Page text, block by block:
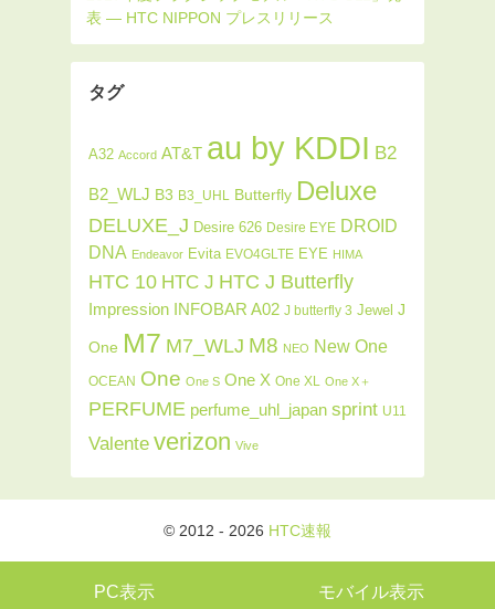
タグ
A32 Accord AT&T au by KDDI B2
B2_WLJ B3 B3_UHL Butterfly Deluxe
DELUXE_J Desire 626 Desire EYE DROID
DNA Endeavor Evita EVO4GLTE EYE HIMA
HTC 10 HTC J HTC J Butterfly
Impression INFOBAR A02 J butterfly 3 Jewel J
One M7 M7_WLJ M8 NEO New One
OCEAN One One S One X One XL One X＋
PERFUME perfume_uhl_japan sprint U11
Valente verizon Vive
© 2012 - 2026 HTC速報
PC表示 モバイル表示